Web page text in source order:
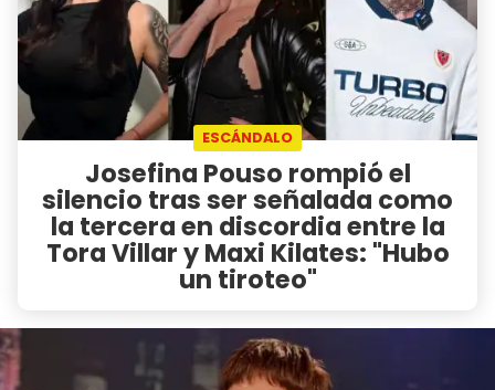
ESCÁNDALO
Josefina Pouso rompió el
silencio tras ser señalada como
la tercera en discordia entre la
Tora Villar y Maxi Kilates: "Hubo
un tiroteo"